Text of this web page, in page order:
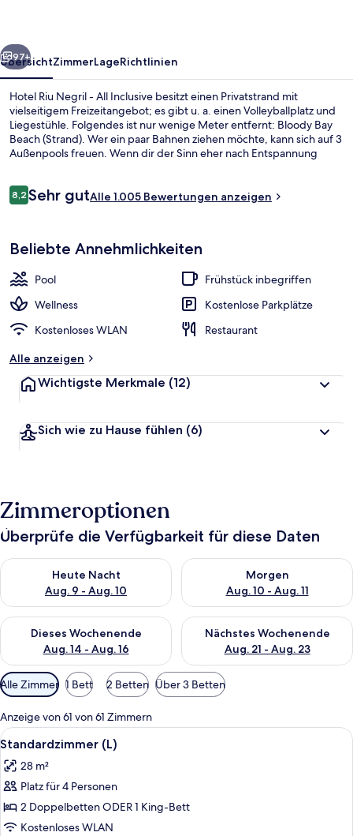
Weiter
97+
ÜbersichtZimmerLageRichtlinien
Hotel Riu Negril - All Inclusive besitzt einen Privatstrand mit
vielseitigem Freizeitangebot; es gibt u. a. einen Volleyballplatz und
Liegestühle. Folgendes ist nur wenige Meter entfernt: Bloody Bay
Beach (Strand). Wer ein paar Bahnen ziehen möchte, kann sich auf 3
Außenpools freuen. Wenn dir der Sinn eher nach Entspannung
verwöhnen lassen. Green Island, eins von 6 Restaurants, ist zum
gefallen der Pool und das hilfsbereite Personal sehr gut.
Bewertungen
8,28,2 von 10.
Sehr gutAlle 1.005 Bewertungen anzeigen
Beliebte Annehmlichkeiten
Pool
Frühstück inbegriffen
Wellness
Kostenlose Parkplätze
Kostenloses WLAN
Restaurant
Alle anzeigen
Wichtigste Merkmale (12)
Sich wie zu Hause fühlen (6)
Zimmeroptionen
Überprüfe die Verfügbarkeit für diese Daten
Heute Nacht
Aug. 9 - Aug. 10
Überprüfe die Verfügbarkeit für heute Nacht, Aug. 9 - Aug.
Morgen
Aug. 10 - Aug. 11
Überprüfe die Verfügbarkeit
Dieses Wochenende
Aug. 14 - Aug. 16
Überprüfe die Verfügbarkeit für dieses Wochenende, Aug. 14
Nächstes Wochenende
Aug. 21 - Aug. 23
Überprüfe die Verfügbarkeit
Verfügbare
Filter
für
Zimmer
Alle Zimmer 1 Bett 2 Betten Über 3 Betten
Anzeige von 61 von 61 Zimmern
Alle
Fotos
für
Standardzimmer
(L)
anzeigen
Ein Hotelzimmer mit zwei Betten,
6
Standardzimmer (L)
28 m²
Platz für 4 Personen
2 Doppelbetten ODER 1 King-Bett
Kostenloses WLAN